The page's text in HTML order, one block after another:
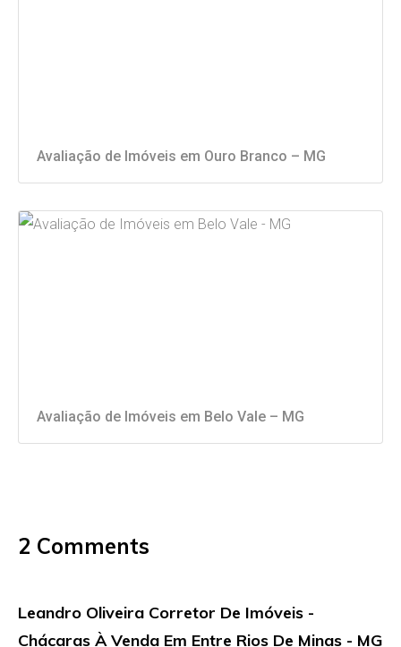
Avaliação de Imóveis em Ouro Branco – MG
Avaliação de Imóveis em Belo Vale – MG
2 Comments
Leandro Oliveira Corretor De Imóveis -
Chácaras À Venda Em Entre Rios De Minas - MG